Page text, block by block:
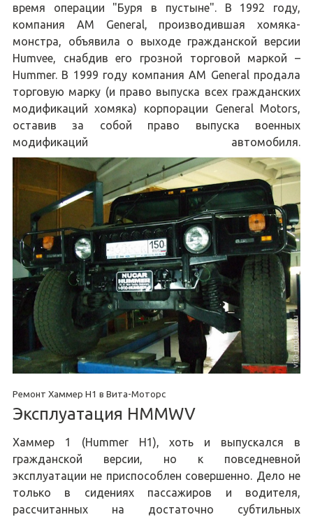
время операции "Буря в пустыне". В 1992 году,
компания AM General, производившая хомяка-
монстра, объявила о выходе гражданской версии
Humvee, снабдив его грозной торговой маркой –
Hummer. В 1999 году компания AM General продала
торговую марку (и право выпуска всех гражданских
модификаций хомяка) корпорации General Motors,
оставив за собой право выпуска военных
модификаций автомобиля.
Ремонт Хаммер H1 в Вита-Моторс
Эксплуатация HMMWV
Хаммер 1 (Hummer H1), хоть и выпускался в
гражданской версии, но к повседневной
эксплуатации не приспособлен совершенно. Дело не
только в сидениях пассажиров и водителя,
рассчитанных на достаточно субтильных